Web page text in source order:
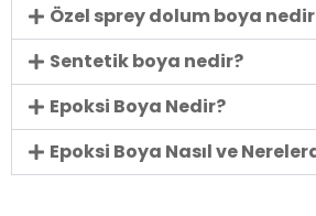
Özel sprey dolum boya
Sentetik boya nedir?
Epoksi Boya Nedir?
Epoksi Boya Nasıl ve